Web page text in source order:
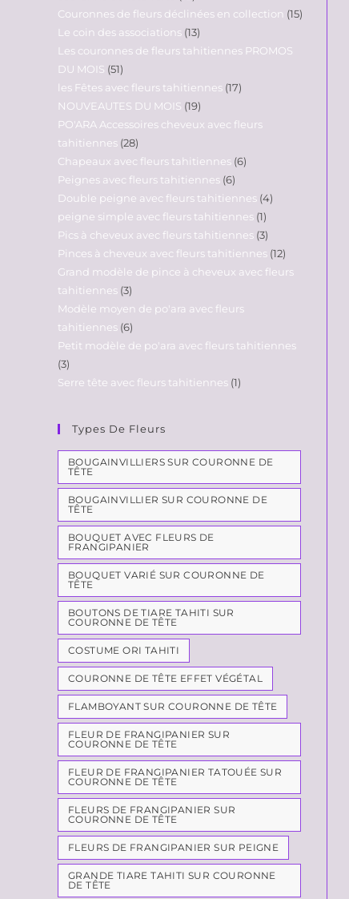
Couronnes de fleurs déclinées en collection 15
Le coin des associations 13
Les couronnes de fleurs tahitiennes PROMOS
DU MOIS 51
les Fêtes avec fleurs tahitiennes 17
NOUVEAUTES DU MOIS 19
PO'ARA Accessoires cheveux avec fleurs
tahitiennes 28
Chapeaux avec fleurs tahitiennes 6
Peignes avec fleurs tahitiennes 6
Double peigne avec fleurs tahitiennes 4
peigne simple avec fleurs tahitiennes 1
Pics à cheveux avec fleurs tahitiennes 3
Pinces à cheveux avec fleurs tahitiennes 12
Grand modèle de pince à cheveux avec fleurs
tahitiennes 3
Modèle moyen de po'ara avec fleurs
tahitiennes 6
Petit modèle de po'ara avec fleurs tahitiennes
3
Serre tête avec fleurs tahitiennes 1
Types De Fleurs
BOUGAINVILLIERS SUR COURONNE DE
TÊTE
BOUGAINVILLIER SUR COURONNE DE
TÊTE
BOUQUET AVEC FLEURS DE
FRANGIPANIER
BOUQUET VARIÉ SUR COURONNE DE
TÊTE
BOUTONS DE TIARE TAHITI SUR
COURONNE DE TÊTE
COSTUME ORI TAHITI
COURONNE DE TÊTE EFFET VÉGÉTAL
FLAMBOYANT SUR COURONNE DE TÊTE
FLEUR DE FRANGIPANIER SUR
COURONNE DE TÊTE
FLEUR DE FRANGIPANIER TATOUÉE SUR
COURONNE DE TÊTE
FLEURS DE FRANGIPANIER SUR
COURONNE DE TÊTE
FLEURS DE FRANGIPANIER SUR PEIGNE
GRANDE TIARE TAHITI SUR COURONNE
DE TÊTE